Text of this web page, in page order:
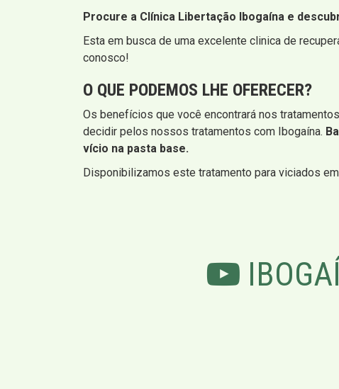
Procure a Clínica Libertação Ibogaína e
Esta em busca de uma excelente clinica de
conosco!
O QUE PODEMOS LHE OFERECER?
Os benefícios que você encontrará nos
decidir pelos nossos tratamentos com Ibogaína.
vício na pasta base.
Disponibilizamos este tratamento para viciados